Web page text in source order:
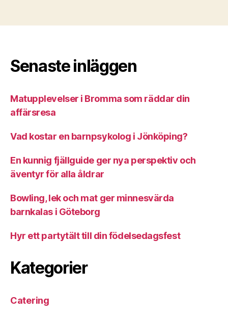
Senaste inläggen
Matupplevelser i Bromma som räddar din
affärsresa
Vad kostar en barnpsykolog i Jönköping?
En kunnig fjällguide ger nya perspektiv och
äventyr för alla åldrar
Bowling, lek och mat ger minnesvärda
barnkalas i Göteborg
Hyr ett partytält till din födelsedagsfest
Kategorier
Catering